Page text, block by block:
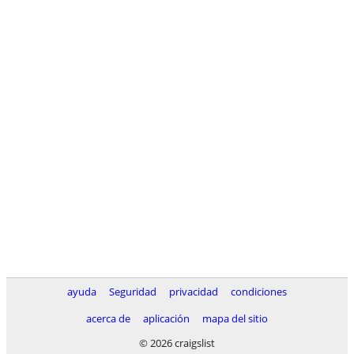
ayuda Seguridad privacidad
condiciones
acerca de
aplicación
mapa del sitio
© 2026 craigslist